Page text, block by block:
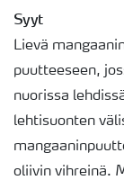
Syyt
Lievä
puutteeseen,
nuorissa
lehtisuonten
oliivin vihreinä.